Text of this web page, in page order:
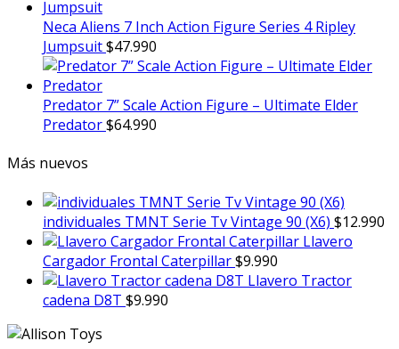
Neca Aliens 7 Inch Action Figure Series 4 Ripley
Jumpsuit$47.990
Predator 7” Scale Action Figure – Ultimate Elder
Predator$64.990
Más nuevos
individuales TMNT Serie Tv Vintage 90 (X6) $12.990
Llavero
Cargador Frontal Caterpillar$9.990
Llavero Tractor
cadena D8T $9.990